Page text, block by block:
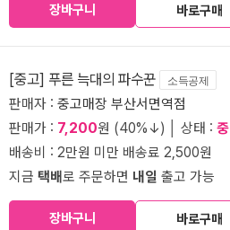
장바구니 바로구매
[중고] 푸른 늑대의 파수꾼 소득공제
판매자 : 중고매장 부산서면역점
판매가 : 7,200원 (40%↓) │ 상태 : 중
배송비 : 2만원 미만 배송료 2,500원
지금 택배로 주문하면 내일 출고 가능
장바구니 바로구매